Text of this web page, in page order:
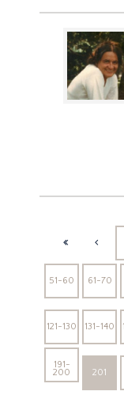
51-60 61-70
121-130 131-140
191-
200 201